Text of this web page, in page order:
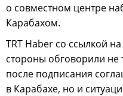
о совместном центре
Карабахом.
TRT Haber со ссылкой
стороны обговорили не
после подписания
в Карабахе, но и